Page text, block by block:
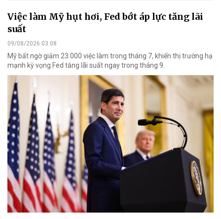
Việc làm Mỹ hụt hơi, Fed bớt áp lực tăng lãi
suất
09/08/2026 03:08
Mỹ bất ngờ giảm 23.000 việc làm trong tháng 7, khiến thị trường hạ
mạnh kỳ vọng Fed tăng lãi suất ngay trong tháng 9.